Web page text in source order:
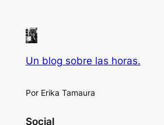
Un blog sobre las horas.
Por Erika Tamaura
Social